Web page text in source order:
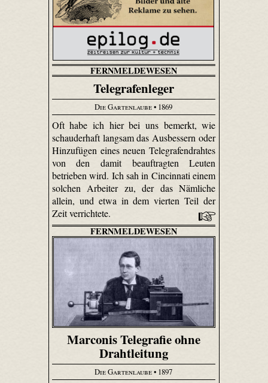
FERNMELDEWESEN
Telegrafenleger
Die Gartenlaube• 1869
Oft habe ich hier bei uns bemerkt, wie
schauderhaft langsam das Ausbessern oder
Hinzufügen eines neuen Tele­grafen­drahtes
von den damit beauftragten Leuten
betrieben wird. Ich sah in Cincinnati einem
solchen Arbeiter zu, der das Nämliche
allein, und etwa in dem vierten Teil der
Zeit verrichtete.
FERNMELDEWESEN
Marconis Telegrafie ohne
Drahtleitung
Die Gartenlaube• 1897